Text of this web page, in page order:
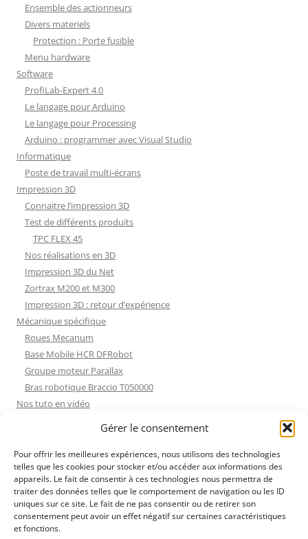
Gérer le consentement
Pour offrir les meilleures expériences, nous utilisons des technologies
telles que les cookies pour stocker et/ou accéder aux informations des
appareils. Le fait de consentir à ces technologies nous permettra de
traiter des données telles que le comportement de navigation ou les ID
uniques sur ce site. Le fait de ne pas consentir ou de retirer son
consentement peut avoir un effet négatif sur certaines caractéristiques
et fonctions.
Ensemble des actionneurs
Divers materiels
Protection : Porte fusible
Menu hardware
Software
ProfiLab-Expert 4.0
Le langage pour Arduino
Le langage pour Processing
Arduino : programmer avec Visual Studio
Informatique
Poste de travail multi-écrans
Impression 3D
Connaitre l’impression 3D
Test de différents produits
TPC FLEX 45
Nos réalisations en 3D
Impression 3D du Net
Zortrax M200 et M300
Impression 3D : retour d’expérience
Mécanique spécifique
Roues Mecanum
Base Mobile HCR DFRobot
Groupe moteur Parallax
Bras robotique Braccio T050000
Nos tuto en vidéo
Les Moteurs Pas à Pas
Projets Processing
Amélioration de l’habitat
Tir sportif
Fichiers dessin
Fichiers dessin